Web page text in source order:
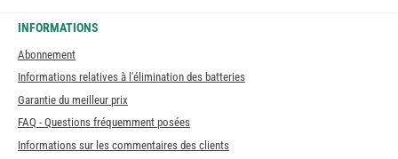
INFORMATIONS
Abonnement
Informations relatives à l'élimination des batteries
Garantie du meilleur prix
FAQ - Questions fréquemment posées
Informations sur les commentaires des clients